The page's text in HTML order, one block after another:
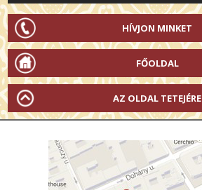
HÍVJON MINKET
FŐOLDAL
AZ OLDAL TETEJÉRE